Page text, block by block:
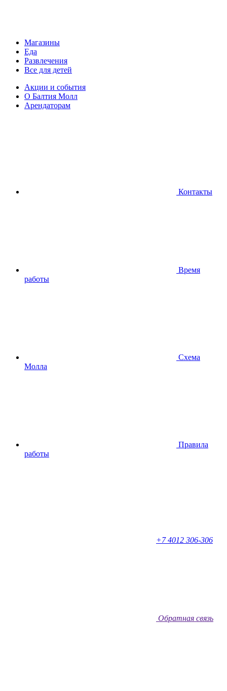
Магазины
Еда
Развлечения
Все для детей
Акции и события
О Балтия Молл
Арендаторам
Контакты
Время
работы
Схема
Молла
Правила
работы
+7 4012 306-306
Обратная связь